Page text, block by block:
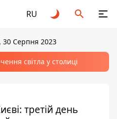
RU
30 Серпня 2023
світла у столиці
третій день